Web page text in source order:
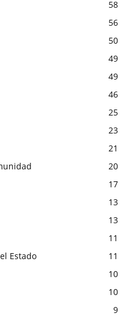
58
56
50
49
49
46
25
23
21
20
17
13
13
11
Estado
11
10
10
9